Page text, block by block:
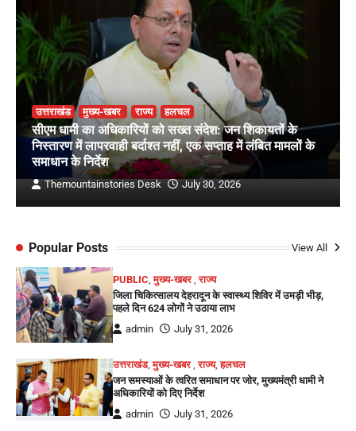
उत्तराखंड मुख्य-खबर राज्य हलचल
सीएम धामी का अधिकारियों को सख्त संदेश: जन शिकायतों के
निस्तारण में लापरवाही बर्दाश्त नहीं, एक सप्ताह में लंबित मामलों के
समाधान के निर्देश
Themountainstories Desk July 30, 2026
Popular Posts View All
PUBLIC,मुख्य-खबर,राज्य
जिला चिकित्सालय देहरादून के स्वास्थ्य शिविर में उमड़ी भीड़,
पहले दिन 624 लोगों ने उठाया लाभ
admin
July 31, 2026
उत्तराखंड,मुख्य-खबर ,राज्य,हलचल
जन समस्याओं के त्वरित समाधान पर जोर, मुख्यमंत्री धामी ने
अधिकारियों को दिए निर्देश
admin
July 31, 2026